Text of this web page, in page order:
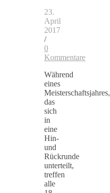
23.
April
2017
/
0
Kommentare
Während
eines
Meisterschaftsjahres,
das
sich
in
eine
Hin-
und
Rückrunde
unterteilt,
treffen
alle